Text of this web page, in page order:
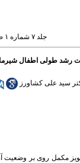
جلد ۷ شماره ۱ صفحات ۵۶-۴۵
رشد طولی اطفال
سید علی کشاورز
مکمل روی بر